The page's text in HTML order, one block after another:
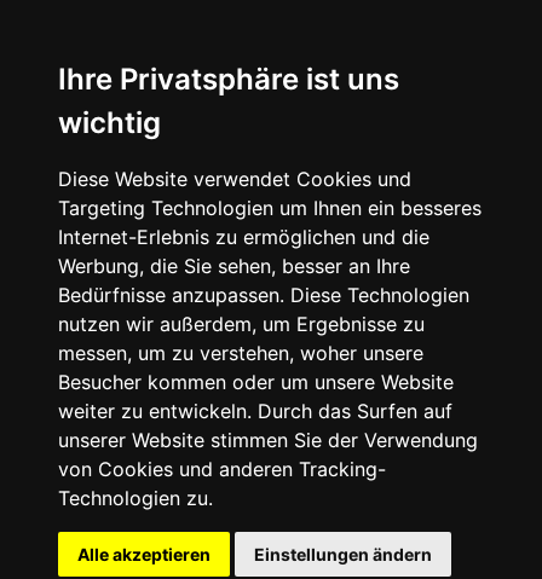
Ihre Privatsphäre ist uns
wichtig
Diese Website verwendet Cookies und
Targeting Technologien um Ihnen ein besseres
Internet-Erlebnis zu ermöglichen und die
Werbung, die Sie sehen, besser an Ihre
Bedürfnisse anzupassen. Diese Technologien
nutzen wir außerdem, um Ergebnisse zu
messen, um zu verstehen, woher unsere
Besucher kommen oder um unsere Website
weiter zu entwickeln. Durch das Surfen auf
unserer Website stimmen Sie der Verwendung
von Cookies und anderen Tracking-
Technologien zu.
Alle akzeptieren Einstellungen ändern